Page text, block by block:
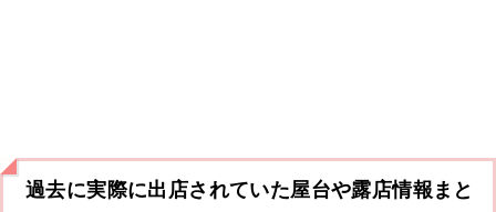
過去に実際に出店されていた屋台や露店情報まと